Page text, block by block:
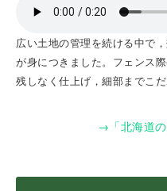
広い土地の管理を続ける中で
が身につきました。フェンス
残しなく仕上げ，細部までこ
→「北海道の